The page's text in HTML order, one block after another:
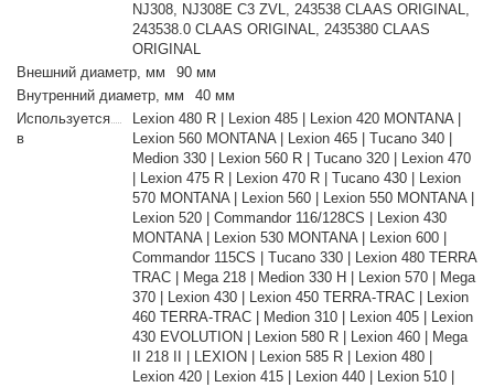
NJ308, NJ308E C3 ZVL, 243538 CLAAS ORIGINAL,
243538.0 CLAAS ORIGINAL, 2435380 CLAAS
ORIGINAL
Внешний диаметр, мм
90 мм
Внутренний диаметр, мм
40 мм
Используется
в
Lexion 480 R | Lexion 485 | Lexion 420 MONTANA |
Lexion 560 MONTANA | Lexion 465 | Tucano 340 |
Medion 330 | Lexion 560 R | Tucano 320 | Lexion 470
| Lexion 475 R | Lexion 470 R | Tucano 430 | Lexion
570 MONTANA | Lexion 560 | Lexion 550 MONTANA |
Lexion 520 | Commandor 116/128CS | Lexion 430
MONTANA | Lexion 530 MONTANA | Lexion 600 |
Commandor 115CS | Tucano 330 | Lexion 480 TERRA
TRAC | Mega 218 | Medion 330 H | Lexion 570 | Mega
370 | Lexion 430 | Lexion 450 TERRA-TRAC | Lexion
460 TERRA-TRAC | Medion 310 | Lexion 405 | Lexion
430 EVOLUTION | Lexion 580 R | Lexion 460 | Mega
II 218 II | LEXION | Lexion 585 R | Lexion 480 |
Lexion 420 | Lexion 415 | Lexion 440 | Lexion 510 |